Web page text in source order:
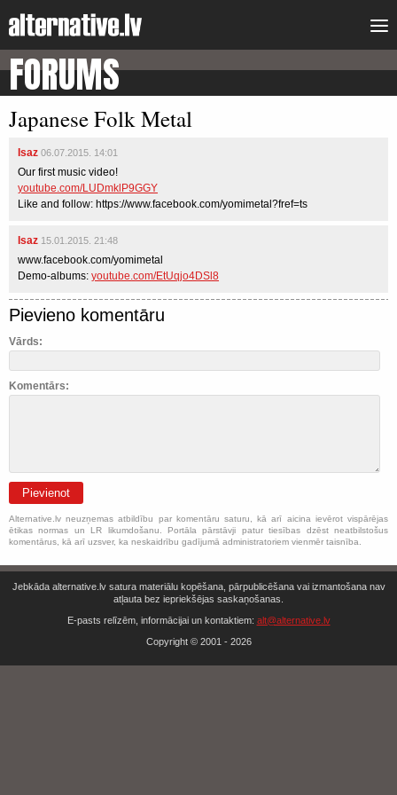
FORUMS
Japanese Folk Metal
Isaz 06.07.2015. 14:01
Our first music video!
youtube.com/LUDmklP9GGY
Like and follow: https://www.facebook.com/yomimetal?fref=ts
Isaz 15.01.2015. 21:48
www.facebook.com/yomimetal
Demo-albums: youtube.com/EtUqjo4DSl8
Pievieno komentāru
Vārds:
Komentārs:
Pievienot
Alternative.lv neuzņemas atbildību par komentāru saturu, kā arī aicina ievērot vispārējas
ētikas normas un LR likumdošanu. Portāla pārstāvji patur tiesības dzēst neatbilstošus
komentārus, kā arī uzsver, ka neskaidrību gadījumā administratoriem vienmēr taisnība.
Jebkāda alternative.lv satura materiālu kopēšana, pārpublicēšana vai izmantošana nav
atļauta bez iepriekšējas saskaņošanas.
E-pasts relīzēm, informācijai un kontaktiem: alt@alternative.lv
Copyright © 2001 - 2026